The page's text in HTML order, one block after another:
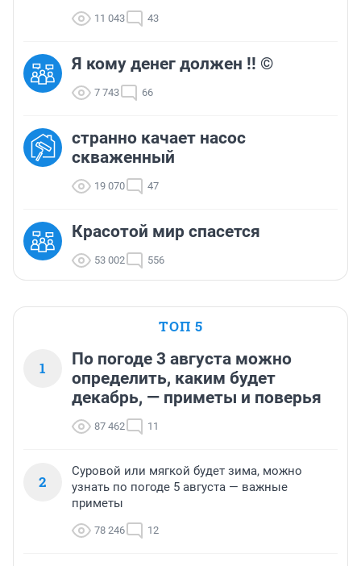
11 043 43
Я кому денег должен !! ©
7 743 66
странно качает насос
скваженный
19 070 47
Красотой мир спасется
53 002 556
ТОП 5
1
По погоде 3 августа можно
определить, каким будет
декабрь, — приметы и поверья
87 462 11
2
Суровой или мягкой будет зима, можно
узнать по погоде 5 августа — важные
приметы
78 246 12